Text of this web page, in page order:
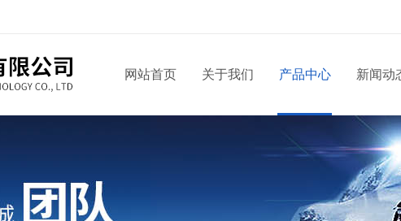
网站首页 关于我们 产品中心 新闻动